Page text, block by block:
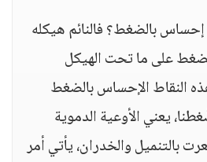
بالضغط؟ فالنائم هيكله
على ما تحت الهيكل
النقاط الإحساس بالضغط
يعني الأوعية الدموية
بالتنميل والخدران، يأتي أمر